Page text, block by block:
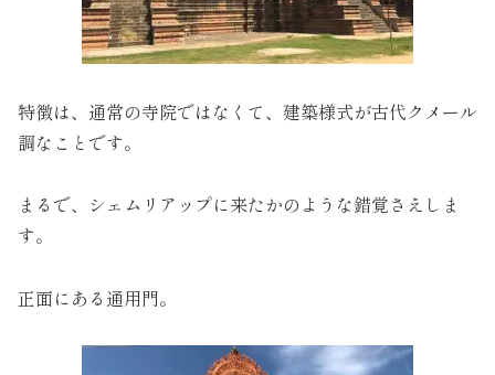
特徴は、通常の寺院ではなくて、建築様式が古代クメール
調なことです。
まるで、シェムリアップに来たかのような錯覚さえしま
す。
正面にある通用門。